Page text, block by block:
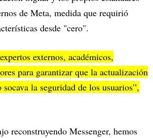
de Meta, medida que requirió
desde "cero".
externos, académicos,
para garantizar que la actualización
la seguridad de los usuarios”,
reconstruyendo Messenger, hemos